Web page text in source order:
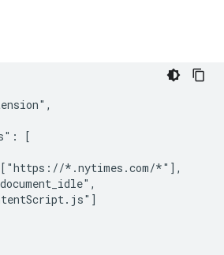
[
*.nytimes.com/*"],